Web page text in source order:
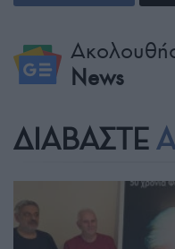
News
ΔΙΑΒΑΣΤΕ